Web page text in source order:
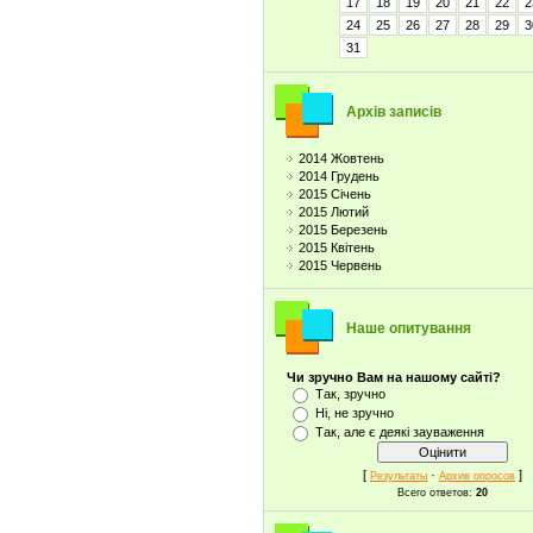
24
25 26 27 28 29
31
Архів записів
2014 Жовтень
2014 Грудень
2015 Січень
2015 Лютий
2015 Березень
2015 Квітень
2015 Червень
Наше опитування
Чи зручно Вам на нашому сайті?
Так, зручно
Ні, не зручно
Так, але є деякі зауваження
[ Результаты · Архив опросов ]
Всего ответов: 20